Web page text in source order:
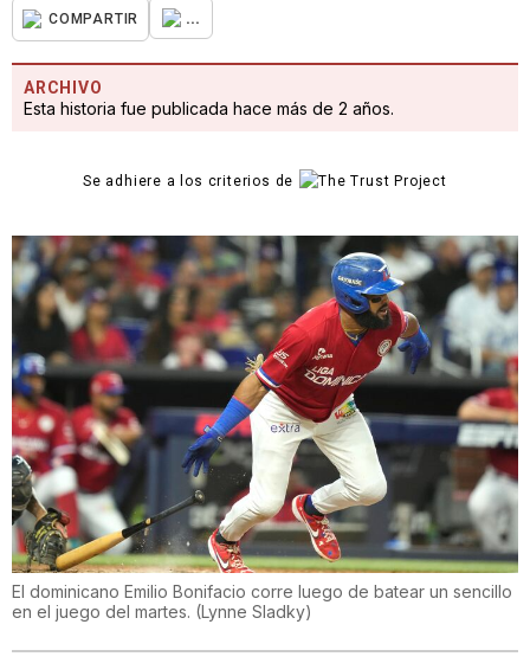
COMPARTIR ...
ARCHIVO
Esta historia fue publicada hace más de 2 años.
Se adhiere a los criterios de
El dominicano Emilio Bonifacio corre luego de batear un sencillo
en el juego del martes. (Lynne Sladky)